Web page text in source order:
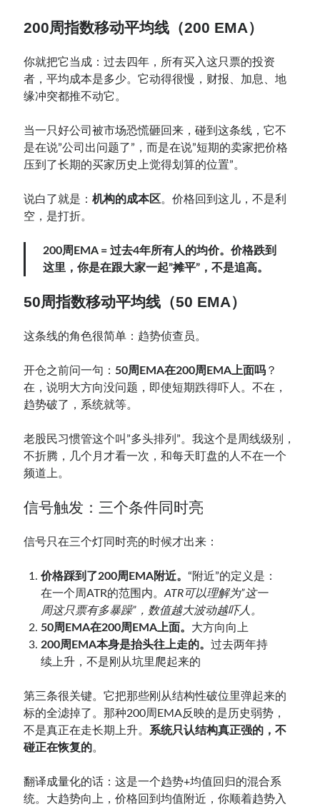
200周指数移动平均线（200 EMA）
你就把它当成：过去四年，所有买入这只票的投资
者，平均成本是多少。它动得很慢，财报、加息、地
缘冲突都推不动它。
当一只好公司被市场恐慌砸回来，碰到这条线，它不
是在说”公司出问题了”，而是在说”短期的卖家把价格
压到了长期的买家历史上觉得划算的位置”。
说白了就是：机构的成本区 。价格回到这儿，不是利
空，是打折。
200周EMA = 过去4年所有人的均价。价格跌到
这里，你是在跟大家一起”摊平”，不是追高。
50周指数移动平均线（50 EMA）
这条线的角色很简单：趋势侦查员。
开仓之前问一句： 50周EMA在200周EMA上面吗 ？
在，说明大方向没问题，即使短期跌得吓人。不在，
趋势破了，系统就等。
老股民习惯管这个叫”多头排列”。我这个是周线级别，
不折腾，几个月才看一次，和每天盯盘的人不在一个
频道上。
信号触发：三个条件同时亮
信号只在三个灯同时亮的时候才出来：
价格踩到了200周EMA附近。 “附近”的定义是：
在一个周ATR的范围内。ATR可以理解为”这一
周这只票有多暴躁”，数值越大波动越吓人。
50周EMA在200周EMA上面。 大方向向上
200周EMA本身是抬头往上走的。过去两年持
续上升，不是刚从坑里爬起来的
第三条很关键。它把那些刚从结构性破位里弹起来的
标的全滤掉了。那种200周EMA反映的是历史弱势，
不是真正在走长期上升。
系统只认结构真正强的，不
碰正在恢复的。
翻译成量化的话：这是一个趋势+均值回归的混合系
统。大趋势向上，价格回到均值附近，你顺着趋势入